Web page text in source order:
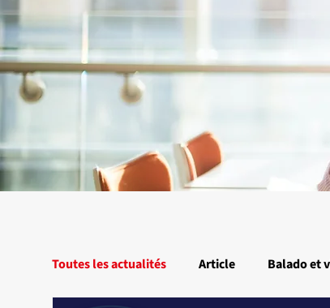
Toutes les actualités Article Balado et